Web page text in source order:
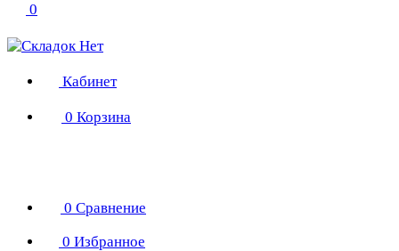
0
Кабинет
0 Корзина
0 Сравнение
0 Избранное